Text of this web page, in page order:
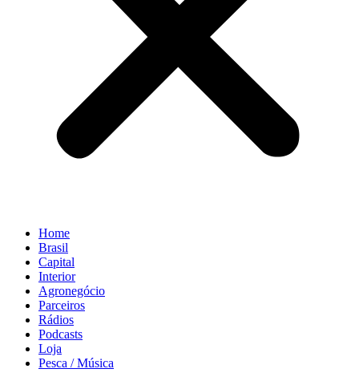
Home
Brasil
Capital
Interior
Agronegócio
Parceiros
Rádios
Podcasts
Loja
Pesca / Música